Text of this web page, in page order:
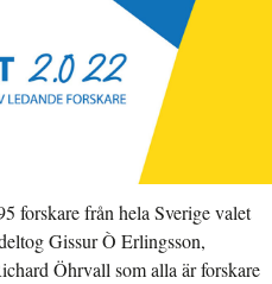
forskare från hela Sverige valet
Gissur Ò Erlingsson,
Öhrvall som alla är forskare